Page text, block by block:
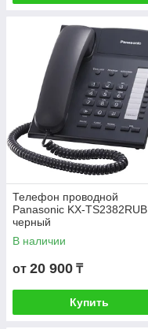
Телефон проводной
Panasonic KX-TS2382RUB,
черный
В наличии
от 20 900 ₸
Купить